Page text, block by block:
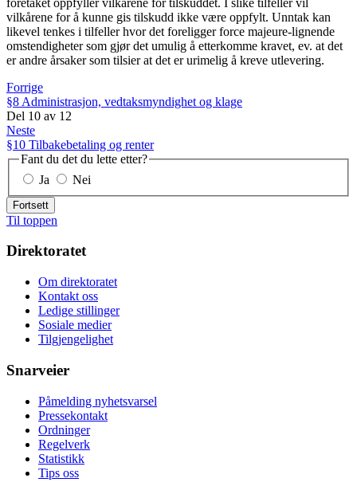
foretaket oppfyller vilkårene for tilskuddet. I slike tilfeller vil
vilkårene for å kunne gis tilskudd ikke være oppfylt. Unntak kan
likevel tenkes i tilfeller hvor det foreligger force majeure-lignende
omstendigheter som gjør det umulig å etterkomme kravet, ev. at det
er andre årsaker som tilsier at det er urimelig å kreve utlevering.
Forrige
§8 Administrasjon, vedtaksmyndighet og klage
Del 10 av 12
Neste
§10 Tilbakebetaling og renter
Fant du det du lette etter?
Ja
Nei
Fortsett
Til toppen
Direktoratet
Om direktoratet
Kontakt oss
Ledige stillinger
Sosiale medier
Tilgjengelighet
Snarveier
Påmelding nyhetsvarsel
Pressekontakt
Ordninger
Regelverk
Statistikk
Tips oss